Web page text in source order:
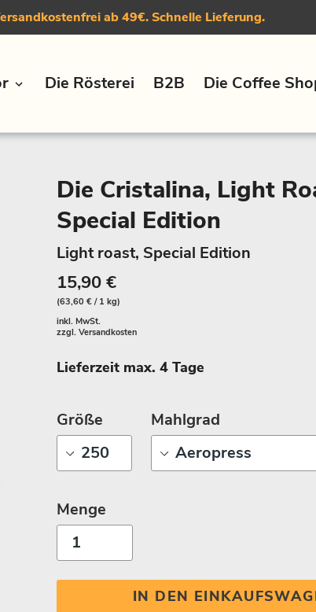
ab 49€. Schnelle Lieferung.
Die Rösterei B2B Die Coffee
Die Cristalina, Light
Special Edition
Light roast, Special Edition
15,90 €
(63,60 € / 1 kg)
inkl. MwSt.
zzgl. Versandkosten
Lieferzeit max. 4 Tage
Größe Mahlgrad
Menge
IN DEN